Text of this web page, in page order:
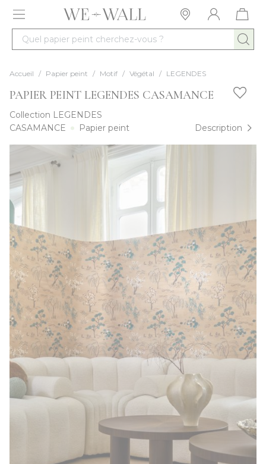
Allez au contenu
Quel papier peint cherchez-vous ?
Accueil / Papier peint / Motif / Végétal / LEGENDES
PAPIER PEINT LEGENDES CASAMANCE
Collection LEGENDES
CASAMANCE
Papier peint Description